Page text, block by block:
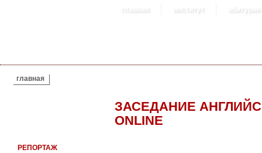
главная институт
ВЫ ЗДЕСЬ
главная
ЗАСЕДАНИЕ
ONLINE
РЕПОРТАЖ